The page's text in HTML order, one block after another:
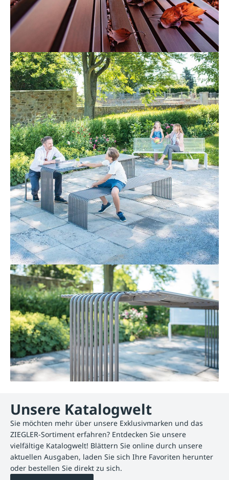
Unsere Katalogwelt
Sie möchten mehr über unsere Exklusivmarken und das
ZIEGLER-Sortiment erfahren? Entdecken Sie unsere
vielfältige Katalogwelt! Blättern Sie online durch unsere
aktuellen Ausgaben, laden Sie sich Ihre Favoriten herunter
oder bestellen Sie direkt zu sich.